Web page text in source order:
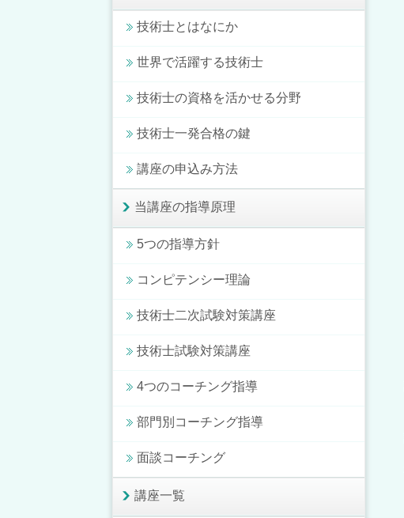
技術士とはなにか
世界で活躍する技術士
技術士の資格を活かせる分野
技術士一発合格の鍵
講座の申込み方法
当講座の指導原理
5つの指導方針
コンピテンシー理論
技術士二次試験対策講座
技術士試験対策講座
4つのコーチング指導
部門別コーチング指導
面談コーチング
講座一覧